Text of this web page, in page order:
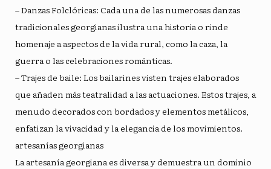
– Danzas Folclóricas: Cada una de las numerosas danzas
tradicionales georgianas ilustra una historia o rinde
homenaje a aspectos de la vida rural, como la caza, la
guerra o las celebraciones románticas.
– Trajes de baile: Los bailarines visten trajes elaborados
que añaden más teatralidad a las actuaciones. Estos trajes, a
menudo decorados con bordados y elementos metálicos,
enfatizan la vivacidad y la elegancia de los movimientos.
artesanías georgianas
La artesanía georgiana es diversa y demuestra un dominio